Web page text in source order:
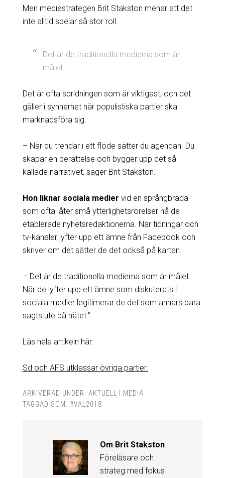
Men mediestrategen Brit Stakston menar att det
inte alltid spelar så stor roll.
Det är de traditionella medierna som är
målet
Det är ofta spridningen som är viktigast, och det
gäller i synnerhet när populistiska partier ska
marknadsföra sig.
– När du trendar i ett flöde sätter du agendan. Du
skapar en berättelse och bygger upp det så
kallade narrativet, säger Brit Stakston.
Hon liknar sociala medier vid en språngbräda
som ofta låter små ytterlighetsrörelser nå de
etablerade nyhetsredaktionerna. När tidningar och
tv-kanaler lyfter upp ett ämne från Facebook och
skriver om det sätter de det också på kartan.
– Det är de traditionella medierna som är målet.
När de lyfter upp ett ämne som diskuterats i
sociala medier legitimerar de det som annars bara
sagts ute på nätet.”
Läs hela artikeln här:
Sd och AFS utklassar övriga partier.
ARKIVERAD UNDER: AKTUELL I MEDIA
TAGGAD SOM: #VAL2018
Om Brit Stakston
Föreläsare och
strateg med fokus